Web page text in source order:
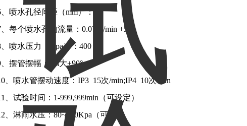
喷水孔径间距（mm）：50
、每个喷水孔的流量：0.07 L/min +5%
、喷水压力（Kpa）：400
摆管摆幅：zui大±90°
、喷水管摆动速度：IP3 15次/min;IP4 10次/min
、试验时间：1-999,999min（可设定）
、淋雨水压：80~100Kpa（可调）